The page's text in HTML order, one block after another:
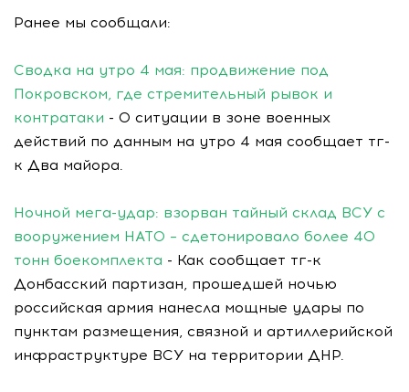
Ранее мы сообщали:
Сводка на утро 4 мая: продвижение под
Покровском, где стремительный рывок и
контратаки - О ситуации в зоне военных
действий по данным на утро 4 мая сообщает тг-
к Два майора.
Ночной мега-удар: взорван тайный склад ВСУ с
вооружением НАТО – сдетонировало более 40
тонн боекомплекта - Как сообщает тг-к
Донбасский партизан, прошедшей ночью
российская армия нанесла мощные удары по
пунктам размещения, связной и артиллерийской
инфраструктуре ВСУ на территории ДНР.